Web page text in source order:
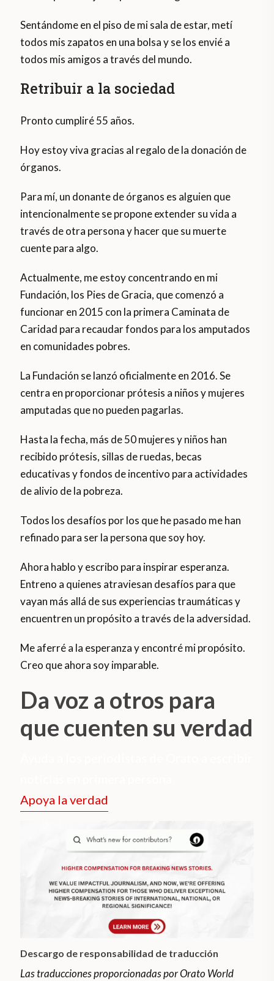
Sentándome en el piso de mi sala de estar, metí
todos mis zapatos en una bolsa y se los envié a
todos mis amigos a través del mundo.
Retribuir a la sociedad
Pronto cumpliré 55 años.
Hoy estoy viva gracias al regalo de la donación de
órganos.
Para mí, un donante de órganos es alguien que
intencionalmente se propone extender su vida a
través de otra persona y hacer que su muerte
cuente para algo.
Actualmente, me estoy concentrando en mi
Fundación, los Pies de Gracia, que comenzó a
funcionar en 2015 con la primera Caminata de
Caridad para recaudar fondos para los amputados
en comunidades pobres.
La Fundación se lanzó oficialmente en 2016. Se
centra en proporcionar prótesis a niños y mujeres
amputadas que no pueden pagarlas.
Hasta la fecha, más de 50 mujeres y niños han
recibido prótesis, sillas de ruedas, becas
educativas y fondos de incentivo para actividades
de alivio de la pobreza.
Todos los desafíos por los que he pasado me han
refinado para ser la persona que soy hoy.
Ahora hablo y escribo para inspirar esperanza.
Entreno a quienes atraviesan desafíos para que
vayan más allá de sus experiencias traumáticas y
encuentren un propósito a través de la adversidad.
Me aferré a la esperanza y encontré mi propósito.
Creo que ahora soy imparable.
Da voz a otros para
que cuenten su verdad
Apoya la verdad
Descargo de responsabilidad de traducción
Las traducciones proporcionadas por Orato World